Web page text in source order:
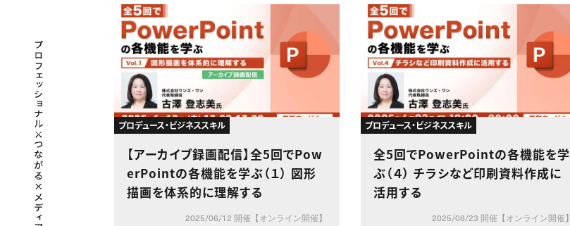
プロフェッショナル×つながる×メディア
プロデュース・ビジネススキル
【アーカイブ録画配信】全5回でPow
erPointの各機能を学ぶ（１） 図形
描画を体系的に理解する
2025/06/12 開催【オンライン開催】
プロデュース・ビジネススキル
全5回でPowerPointの各機能を学
ぶ（４） チラシなど印刷資料作成に
活用する
2025/06/23 開催【オンライン開催】